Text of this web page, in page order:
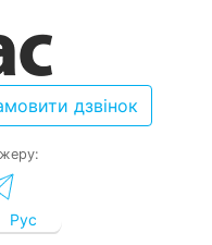
дзвінок
Рус